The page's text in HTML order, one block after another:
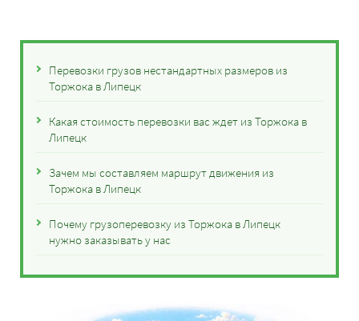
Перевозки грузов нестандартных размеров из
Торжока в Липецк
Какая стоимость перевозки вас ждет из Торжока в
Липецк
Зачем мы составляем маршрут движения из
Торжока в Липецк
Почему грузоперевозку из Торжока в Липецк
нужно заказывать у нас